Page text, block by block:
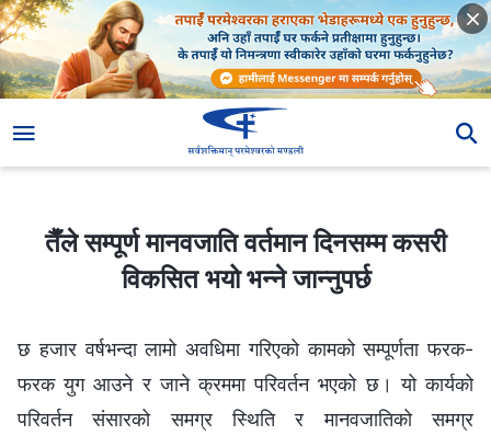
तैँले सम्पूर्ण मानवजाति वर्तमान दिनसम्म कसरी विकसित भयो भन्‍ने जान्‍नुपर्छ
तैँले सम्पूर्ण मानवजाति वर्तमान दिनसम्म कसरी
विकसित भयो भन्‍ने जान्‍नुपर्छ
छ हजार वर्षभन्दा लामो अवधिमा गरिएको कामको सम्पूर्णता फरक-
फरक युग आउने र जाने क्रममा परिवर्तन भएको छ। यो कार्यको
परिवर्तन संसारको समग्र स्थिति र मानवजातिको समग्र